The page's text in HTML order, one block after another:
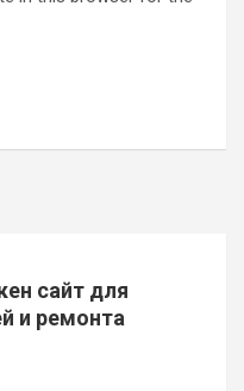
сайт для
и ремонта